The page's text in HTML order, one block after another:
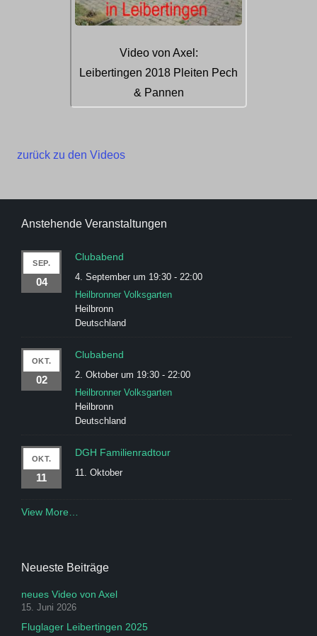
Video von Axel:
Leibertingen 2018 Pleiten Pech
& Pannen
zurück zu den Videos
Anstehende Veranstaltungen
SEP.
04
Clubabend
4. September um 19:30 -22:00
Heilbronner Volksgarten
Heilbronn
Deutschland
OKT.
02
Clubabend
2. Oktober um 19:30 -22:00
Heilbronner Volksgarten
Heilbronn
Deutschland
OKT.
11
DGH Familienradtour
11. Oktober
View More…
Neueste Beiträge
neues Video von Axel
15. Juni 2026
Fluglager Leibertingen 2025